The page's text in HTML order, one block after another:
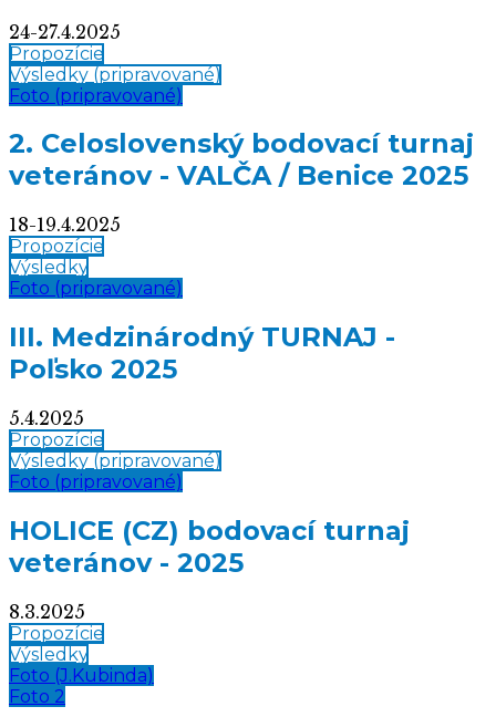
24-27.4.2025
Propozície
Výsledky (pripravované)
Foto (pripravované)
2. Celoslovenský bodovací turnaj
veteránov - VALČA / Benice 2025
18-19.4.2025
Propozície
Výsledky
Foto (pripravované)
III. Medzinárodný TURNAJ -
Poľsko 2025
5.4.2025
Propozície
Výsledky (pripravované)
Foto (pripravované)
HOLICE (CZ) bodovací turnaj
veteránov - 2025
8.3.2025
Propozície
Výsledky
Foto (J.Kubinda)
Foto 2